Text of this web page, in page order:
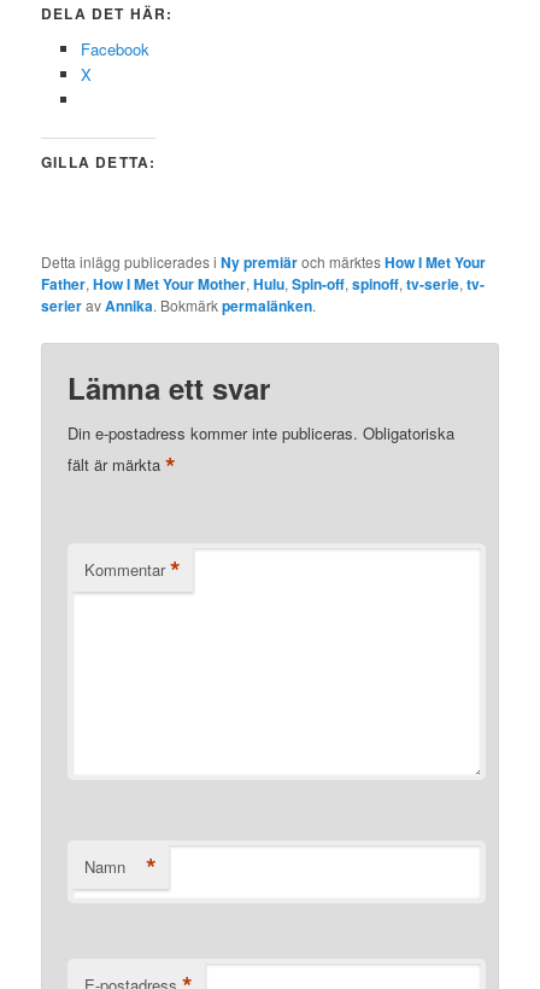
DELA DET HÄR:
Facebook
X
GILLA DETTA:
Detta inlägg publicerades iNy premiäroch märktesHow I Met Your
Father,How I Met Your Mother,Hulu,Spin-off,spinoff,tv-serie,tv-
serieravAnnika. Bokmärkpermalänken.
Lämna ett svar
Din e-postadress kommer inte publiceras. Obligatoriska
fält är märkta*
Kommentar *
Namn *
E-postadress